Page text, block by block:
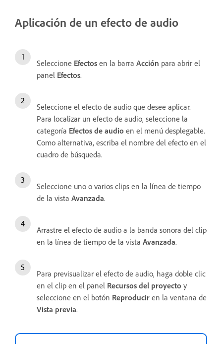
Aplicación de un efecto de audio
Seleccione Efectos en la barra Acción para abrir el
panel Efectos.
Seleccione el efecto de audio que desee aplicar.
Para localizar un efecto de audio, seleccione la
categoría Efectos de audio en el menú desplegable.
Como alternativa, escriba el nombre del efecto en el
cuadro de búsqueda.
Seleccione uno o varios clips en la línea de tiempo
de la vista Avanzada.
Arrastre el efecto de audio a la banda sonora del clip
en la línea de tiempo de la vista Avanzada.
Para previsualizar el efecto de audio, haga doble clic
en el clip en el panel Recursos del proyecto y
seleccione en el botón Reproducir en la ventana de
Vista previa.